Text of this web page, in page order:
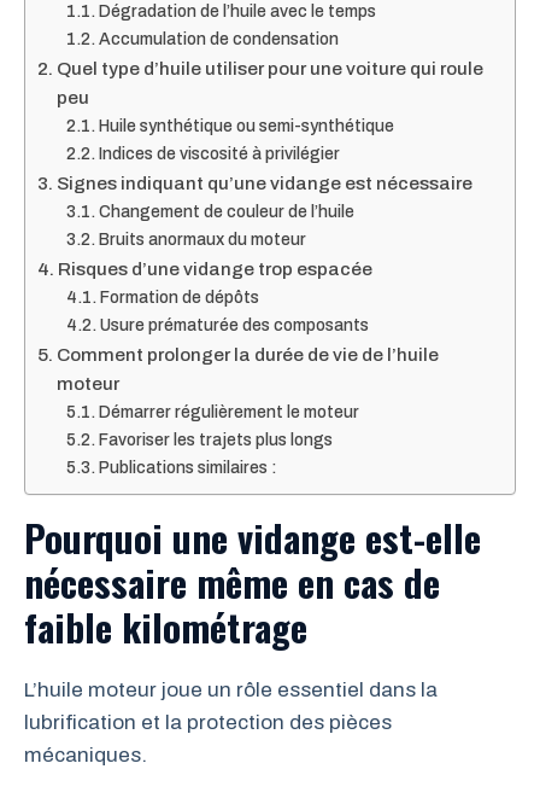
Dégradation de l’huile avec le temps
Accumulation de condensation
Quel type d’huile utiliser pour une voiture qui roule
peu
Huile synthétique ou semi-synthétique
Indices de viscosité à privilégier
Signes indiquant qu’une vidange est nécessaire
Changement de couleur de l’huile
Bruits anormaux du moteur
Risques d’une vidange trop espacée
Formation de dépôts
Usure prématurée des composants
Comment prolonger la durée de vie de l’huile
moteur
Démarrer régulièrement le moteur
Favoriser les trajets plus longs
Publications similaires :
Pourquoi une vidange est-elle
nécessaire même en cas de
faible kilométrage
L’huile moteur joue un rôle essentiel dans la
lubrification et la protection des pièces
mécaniques.